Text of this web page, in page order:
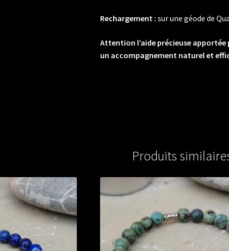
Rechargement : sur une géode de
Attention l’aide précieuse apportée
un accompagnement naturel et
Produits